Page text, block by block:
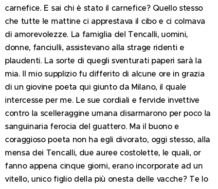
carnefice. E sai chi è stato il carnefice? Quello stesso
che tutte le mattine ci apprestava il cibo e ci colmava
di amorevolezze. La famiglia del Tencalli, uomini,
donne, fanciulli, assistevano alla strage ridenti e
plaudenti. La sorte di quegli sventurati paperi sarà la
mia. Il mio supplizio fu differito di alcune ore in grazia
di un giovine poeta qui giunto da Milano, il quale
intercesse per me. Le sue cordiali e fervide invettive
contro la scelleraggine umana disarmarono per poco la
sanguinaria ferocia del guattero. Ma il buono e
coraggioso poeta non ha egli divorato, oggi stesso, alla
mensa dei Tencalli, due auree costolette, le quali, or
fanno appena cinque giorni, erano incorporate ad un
vitello, unico figlio della più onesta delle vacche? Te lo